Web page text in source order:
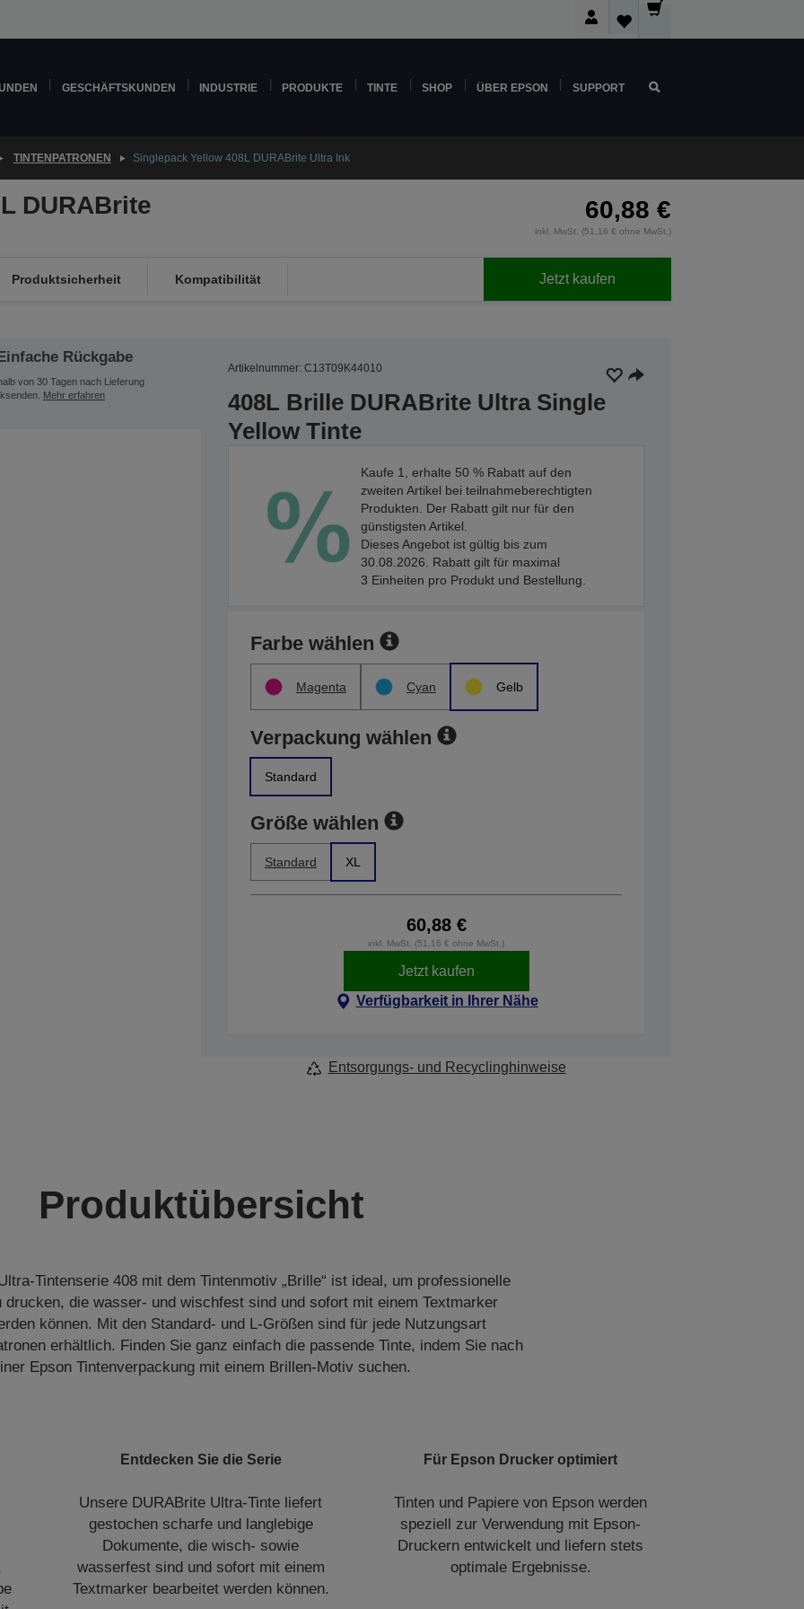
GESCHÄFTSKUNDEN INDUSTRIE PRODUKTE TINTE SHOP ÜBER EPSON SUPPORT
TINTENPATRONEN Singlepack Yellow 408L DURABrite Ultra Ink
DURABrite 60,88 €
inkl. MwSt. (51,16 € ohne MwSt.)
Produktsicherheit Kompatibilität Jetzt kaufen
Rückgabe
von 30 Tagen nach Lieferung
Mehr erfahren
Artikelnummer: C13T09K44010
408L Brille DURABrite Ultra Single
Yellow Tinte
Kaufe 1, erhalte 50 % Rabatt auf den
zweiten Artikel bei teilnahmeberechtigten
Produkten. Der Rabatt gilt nur für den
günstigsten Artikel.
Dieses Angebot ist gültig bis zum
30.08.2026. Rabatt gilt für maximal
3 Einheiten pro Produkt und Bestellung.
Farbe wählen
Magenta Cyan Gelb
Verpackung wählen
Standard
Größe wählen
Standard XL
60,88 €
inkl. MwSt. (51,16 € ohne MwSt.)
Jetzt kaufen
Verfügbarkeit in Ihrer Nähe
Entsorgungs- und Recyclinghinweise
Produktübersicht
Tintenserie 408 mit dem Tintenmotiv „Brille“ ist ideal, um professionelle
drucken, die wasser- und wischfest sind und sofort mit einem Textmarker
können. Mit den Standard- und L-Größen sind für jede Nutzungsart
erhältlich. Finden Sie ganz einfach die passende Tinte, indem Sie nach
Epson Tintenverpackung mit einem Brillen-Motiv suchen.
Entdecken Sie die Serie
Unsere DURABrite Ultra-Tinte liefert
gestochen scharfe und langlebige
Dokumente, die wisch- sowie
wasserfest sind und sofort mit einem
Textmarker bearbeitet werden können.
Für Epson Drucker optimiert
Tinten und Papiere von Epson werden
speziell zur Verwendung mit Epson-
Druckern entwickelt und liefern stets
optimale Ergebnisse.